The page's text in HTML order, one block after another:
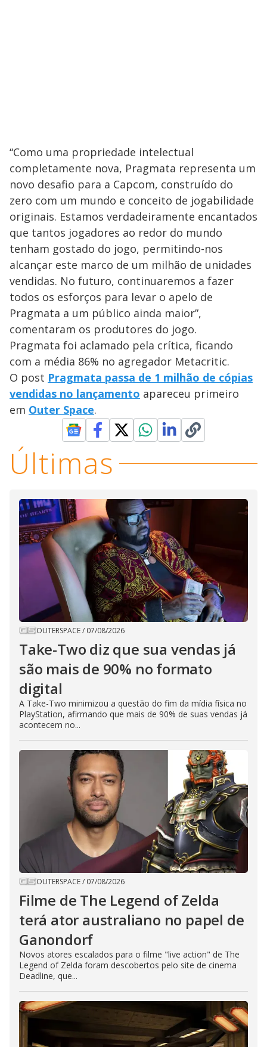
“Como uma propriedade intelectual
completamente nova, Pragmata representa um
novo desafio para a Capcom, construído do
zero com um mundo e conceito de jogabilidade
originais. Estamos verdadeiramente encantados
que tantos jogadores ao redor do mundo
tenham gostado do jogo, permitindo-nos
alcançar este marco de um milhão de unidades
vendidas. No futuro, continuaremos a fazer
todos os esforços para levar o apelo de
Pragmata a um público ainda maior”,
comentaram os produtores do jogo.
Pragmata foi aclamado pela crítica, ficando
com a média 86% no agregador Metacritic.
O post Pragmata passa de 1 milhão de cópias
vendidas no lançamento apareceu primeiro
em Outer Space.
Últimas
OUTERSPACE/ 07/08/2026
Take-Two diz que sua vendas já
são mais de 90% no formato
digital
A Take-Two minimizou a questão do fim da mídia física no
PlayStation, afirmando que mais de 90% de suas vendas já
acontecem no...
OUTERSPACE/ 07/08/2026
Filme de The Legend of Zelda
terá ator australiano no papel de
Ganondorf
Novos atores escalados para o filme "live action" de The
Legend of Zelda foram descobertos pelo site de cinema
Deadline, que...